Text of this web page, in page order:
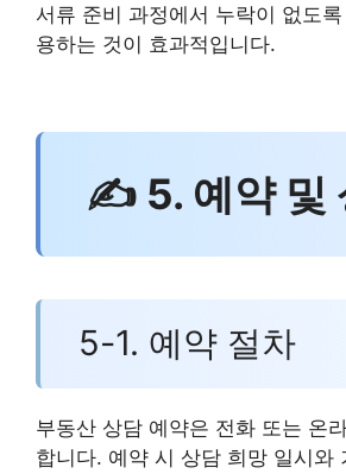
서류 준비 과정에서 누락이 없도
용하는 것이 효과적입니다.
✍ 5. 예약 및
5-1. 예약 절차
부동산 상담 예약은 전화 또는 온
합니다. 예약 시 상담 희망 일시와